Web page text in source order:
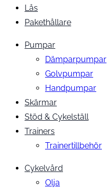
Lås
Pakethållare
Pumpar
Dämparpumpar
Golvpumpar
Handpumpar
Skärmar
Stöd & Cykelställ
Trainers
Trainertillbehör
Cykelvård
Olja